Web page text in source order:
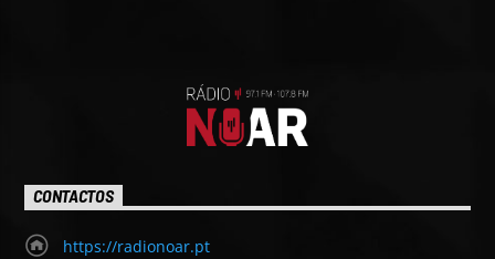
CONTACTOS
https://radionoar.pt